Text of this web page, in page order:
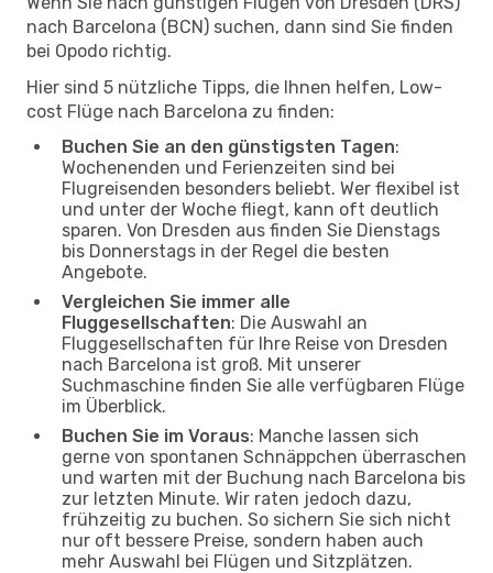
nach Barcelona (BCN) suchen, dann sind Sie finden
bei Opodo richtig.
Hier sind 5 nützliche Tipps, die Ihnen helfen, Low-
cost Flüge nach Barcelona zu finden:
Buchen Sie an den günstigsten Tagen:
Wochenenden und Ferienzeiten sind bei
Flugreisenden besonders beliebt. Wer flexibel ist
und unter der Woche fliegt, kann oft deutlich
sparen. Von Dresden aus finden Sie Dienstags
bis Donnerstags in der Regel die besten
Angebote.
Vergleichen Sie immer alle
Fluggesellschaften: Die Auswahl an
Fluggesellschaften für Ihre Reise von Dresden
nach Barcelona ist groß. Mit unserer
Suchmaschine finden Sie alle verfügbaren Flüge
im Überblick.
Buchen Sie im Voraus: Manche lassen sich
gerne von spontanen Schnäppchen überraschen
und warten mit der Buchung nach Barcelona bis
zur letzten Minute. Wir raten jedoch dazu,
frühzeitig zu buchen. So sichern Sie sich nicht
nur oft bessere Preise, sondern haben auch
mehr Auswahl bei Flügen und Sitzplätzen.